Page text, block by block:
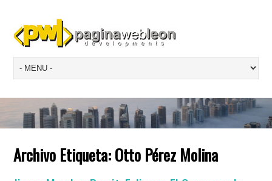
Archivo Etiqueta:Otto Pérez Molina